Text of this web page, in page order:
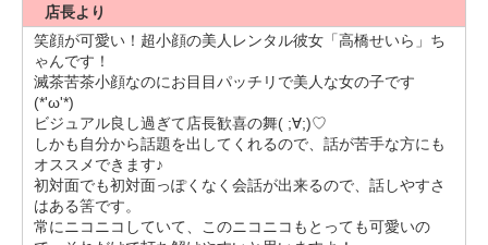
メイク用品は見るだけでok。笑使い切れないけどパッケージ
が可愛くてついつい見ちゃう…笑
あとテーマパークがめちゃくちゃ好きで、昔はディズニーも
ユニバも年パスを持ってたほどです。どこでも案内できます
♡
すっっごい行ってるのに、何故かデートで行ったことがない
ので、デートディズニーとかめちゃくちゃ憧れ…(✿˘艸˘✿)
一緒に行ってくれる彼氏さんが居たら嬉しいです♡
カフェを新規開拓するのが好きなので、「行く街」だけを決
めてフラフラ歩いて気になったカフェに入る〜みたいな、ラ
フなデートとかも楽しそう♡
とまだ見ぬ彼氏さんとのデートを妄想しちゃいました(⑅•͈૦•͈⑅)
店長より
笑顔が可愛い！超小顔の美人レンタル彼女「高橋せいら」ち
ゃんです！
滅茶苦茶小顔なのにお目目パッチリで美人な女の子です
(*'ω'*)
ビジュアル良し過ぎて店長歓喜の舞( ;∀;)♡
しかも自分から話題を出してくれるので、話が苦手な方にも
オススメできます♪
初対面でも初対面っぽくなく会話が出来るので、話しやすさ
はある筈です。
常にニコニコしていて、このニコニコもとっても可愛いの